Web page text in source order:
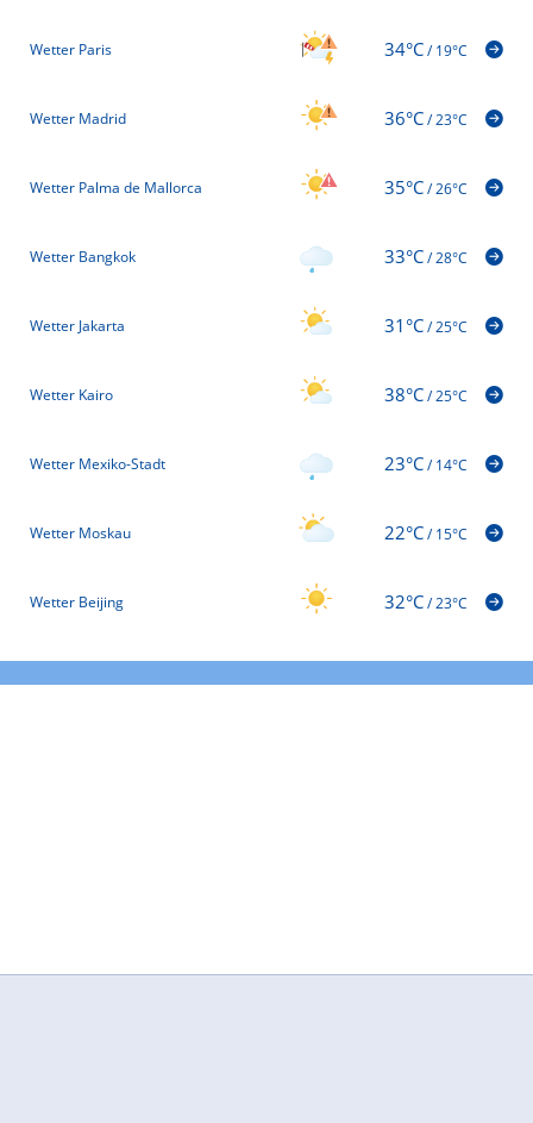
Wetter Paris 34°C/19°C
Wetter Madrid 36°C/23°C
Wetter Palma de Mallorca 35°C/26°C
Wetter Bangkok 33°C/28°C
Wetter Jakarta 31°C/25°C
Wetter Kairo 38°C/25°C
Wetter Mexiko-Stadt 23°C/14°C
Wetter Moskau 22°C/15°C
Wetter Beijing 32°C/23°C